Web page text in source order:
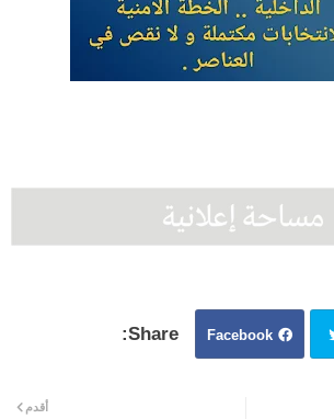
Facebook
أقدم